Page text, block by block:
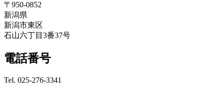
〒950-0852
新潟県
新潟市東区
石山六丁目3番37号
電話番号
Tel. 025-276-3341